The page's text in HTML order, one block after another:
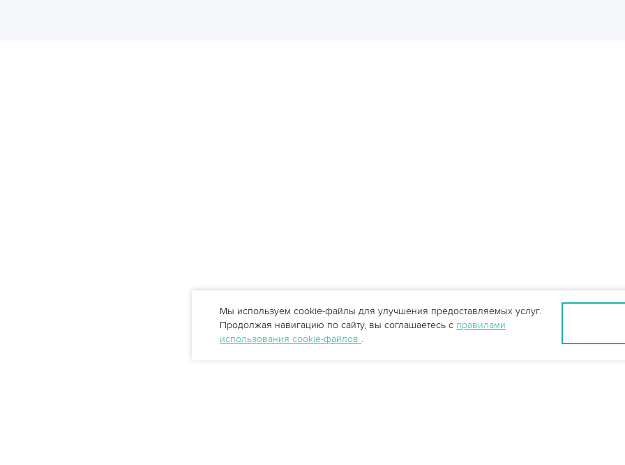
Мы используем cookie-файлы для улучшения предоставляемых услуг.
Продолжая навигацию по сайту, вы соглашаетесь с правилами
использования cookie-файлов .